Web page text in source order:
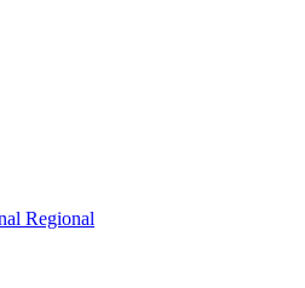
Regional